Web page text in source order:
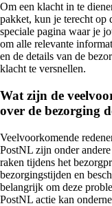
Om een klacht in te
pakket, kun je terecht op
speciale pagina waar je
om alle relevante
en de details van de
klacht te versnellen.
Wat zijn de
over de bezorging
Veelvoorkomende
PostNL zijn onder
raken tijdens het
bezorgingstijden en
belangrijk om deze
PostNL actie kan